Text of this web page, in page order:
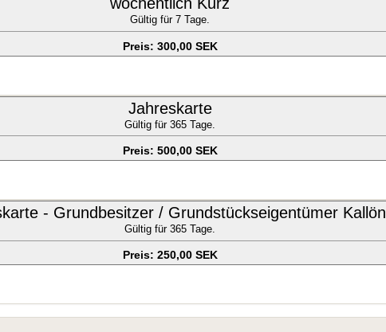
Gültig für 7 Tage.
Preis: 300,00 SEK
Jahreskarte
Gültig für 365 Tage.
Preis: 500,00 SEK
- Grundbesitzer / Grundstückseigentümer Kallön
Gültig für 365 Tage.
Preis: 250,00 SEK